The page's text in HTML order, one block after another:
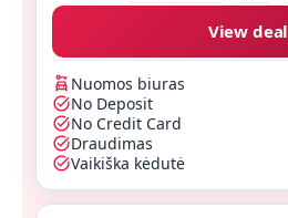
View deal
Nuomos biuras
No Deposit
No Credit Card
Draudimas
Vaikiška kėdutė